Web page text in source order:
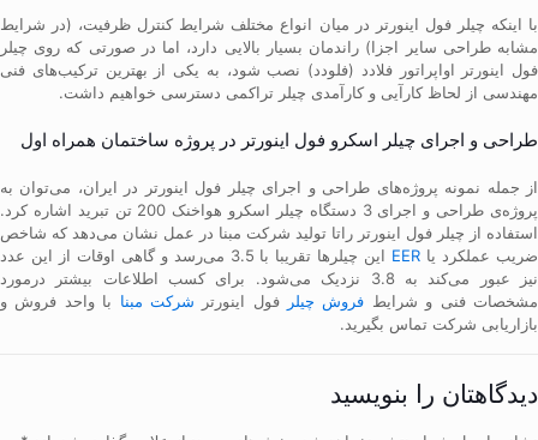
با اینکه چیلر فول اینورتر در میان انواع مختلف شرایط کنترل ظرفیت، (در شرایط
مشابه طراحی سایر اجزا) راندمان بسیار بالایی دارد، اما در صورتی که روی چیلر
فول اینورتر اواپراتور فلادد (فلودد) نصب شود، به یکی از بهترین ترکیب‌های فنی
مهندسی از لحاظ کارآیی و کارآمدی چیلر تراکمی دسترسی خواهیم داشت.
طراحی و اجرای چیلر اسکرو فول اینورتر در پروژه ساختمان همراه اول
از جمله نمونه پروژه‌های طراحی و اجرای چیلر فول اینورتر در ایران، می‌توان به
پروژه‌ی طراحی و اجرای 3 دستگاه چیلر اسکرو هواخنک 200 تن تبرید اشاره کرد.
استفاده از چیلر فول اینورتر راتا تولید شرکت مبنا در عمل نشان می‌دهد که شاخص
ضریب عملکرد یا EER
این چیلرها تقریبا با 3.5 می‌رسد و گاهی اوقات از این عدد
نیز عبور می‌کند به 3.8 نزدیک می‌شود. برای کسب اطلاعات بیشتر درمورد
مشخصات فنی و شرایط فروش چیلر فول اینورتر شرکت مبنا با واحد فروش و
بازاریابی شرکت تماس بگیرید.
دیدگاهتان را بنویسید